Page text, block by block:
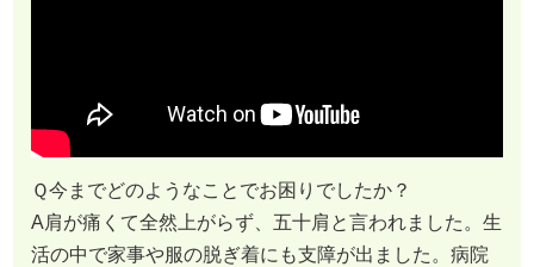
Ｑ今までどのようなことでお困りでしたか？
A肩が痛くて全然上がらず、五十肩と言われました。生
活の中で家事や服の脱ぎ着にも支障が出ました。病院